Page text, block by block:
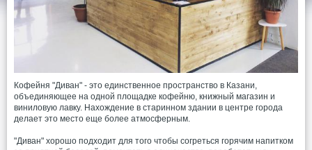
Кофейня "Диван" - это единственное пространство в Казани,
объединяющее на одной площадке кофейню, книжный магазин и
виниловую лавку. Нахождение в старинном здании в центре города
делает это место еще более атмосферным.
"Диван" хорошо подходит для того чтобы согреться горячим напитком